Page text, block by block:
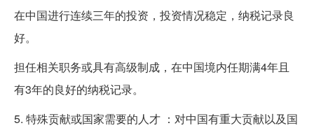
在中国进行连续三年的投资，投资情况稳定，纳税记录良
好。
担任相关职务或具有高级制成，在中国境内任期满4年且
有3年的良好的纳税记录。
5. 特殊贡献或国家需要的人才 ：对中国有重大贡献以及国